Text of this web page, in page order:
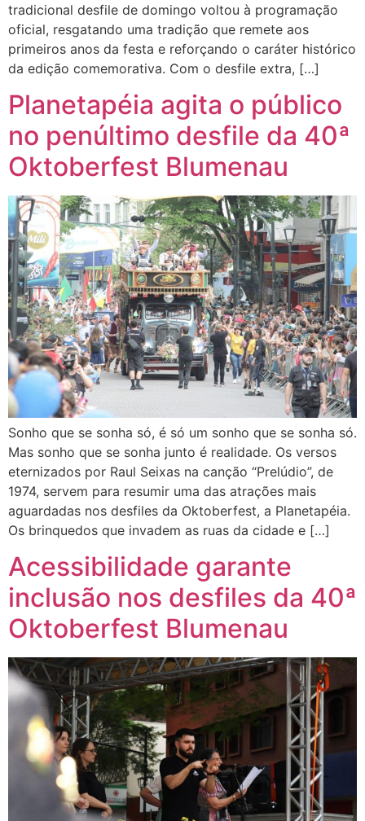
tradicional desfile de domingo voltou à programação
oficial, resgatando uma tradição que remete aos
primeiros anos da festa e reforçando o caráter histórico
da edição comemorativa. Com o desfile extra, […]
Planetapéia agita o público
no penúltimo desfile da 40ª
Oktoberfest Blumenau
Sonho que se sonha só, é só um sonho que se sonha só.
Mas sonho que se sonha junto é realidade. Os versos
eternizados por Raul Seixas na canção “Prelúdio”, de
1974, servem para resumir uma das atrações mais
aguardadas nos desfiles da Oktoberfest, a Planetapéia.
Os brinquedos que invadem as ruas da cidade e […]
Acessibilidade garante
inclusão nos desfiles da 40ª
Oktoberfest Blumenau